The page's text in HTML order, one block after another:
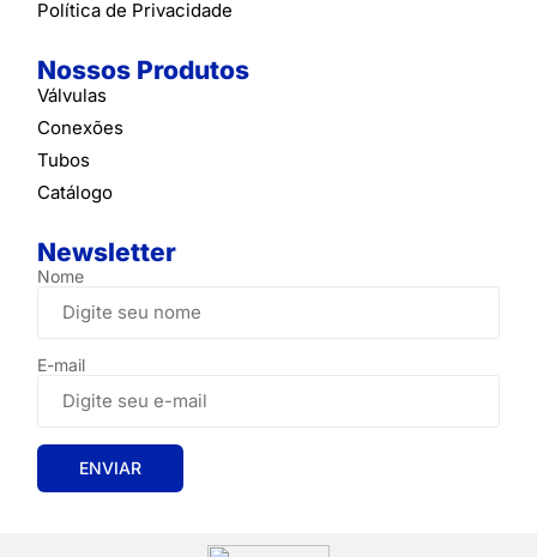
Política de Privacidade
Nossos Produtos
Válvulas
Conexões
Tubos
Catálogo
Newsletter
Nome
E-mail